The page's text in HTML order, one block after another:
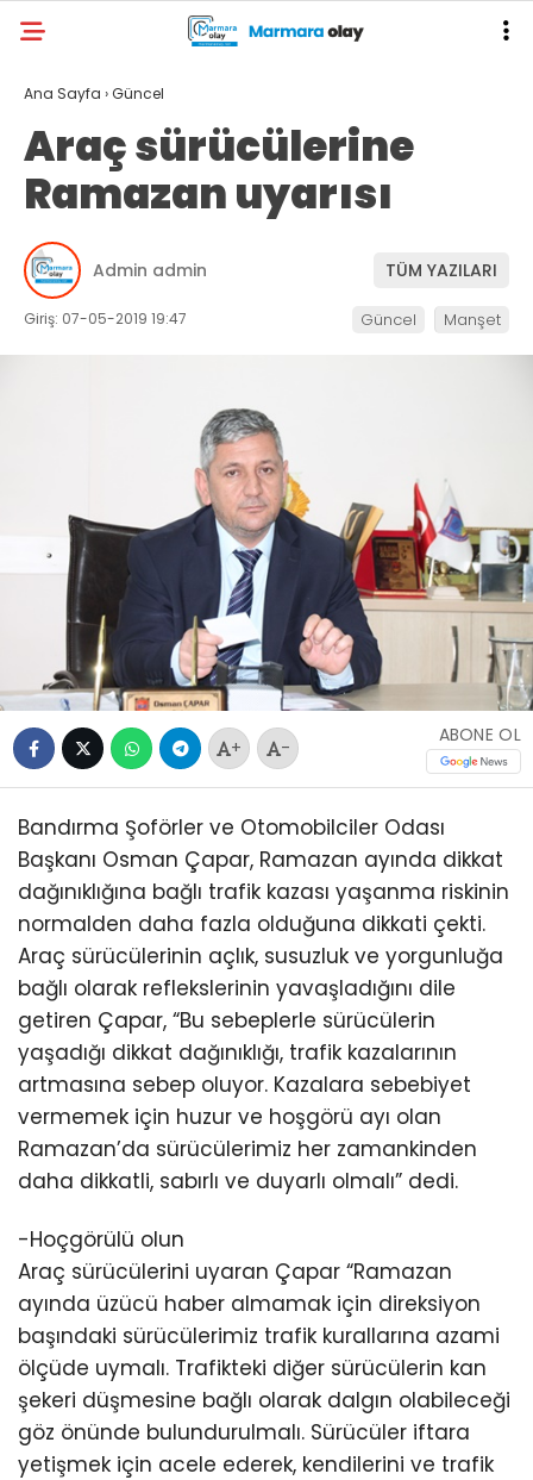
Ana Sayfa ›Güncel
Araç sürücülerine
Ramazan uyarısı
Admin admin TÜM YAZILARI
Giriş: 07-05-2019 19:47 Güncel Manşet
+ -
ABONE OL
Bandırma Şoförler ve Otomobilciler Odası
Başkanı Osman Çapar, Ramazan ayında dikkat
dağınıklığına bağlı trafik kazası yaşanma riskinin
normalden daha fazla olduğuna dikkati çekti.
Araç sürücülerinin açlık, susuzluk ve yorgunluğa
bağlı olarak reflekslerinin yavaşladığını dile
getiren Çapar, “Bu sebeplerle sürücülerin
yaşadığı dikkat dağınıklığı, trafik kazalarının
artmasına sebep oluyor. Kazalara sebebiyet
vermemek için huzur ve hoşgörü ayı olan
Ramazan’da sürücülerimiz her zamankinden
daha dikkatli, sabırlı ve duyarlı olmalı” dedi.
-Hoçgörülü olun
Araç sürücülerini uyaran Çapar “Ramazan
ayında üzücü haber almamak için direksiyon
başındaki sürücülerimiz trafik kurallarına azami
ölçüde uymalı. Trafikteki diğer sürücülerin kan
şekeri düşmesine bağlı olarak dalgın olabileceği
göz önünde bulundurulmalı. Sürücüler iftara
yetişmek için acele ederek, kendilerini ve trafik